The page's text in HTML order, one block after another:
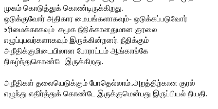
முகம் கொடுத்துக் கொண்டிருக்கிறது.
ஒடுக்குவோர் அதிகார மையங்களாகவும்- ஒடுக்கப்படுவோர்
உரிமைக்காகவும் சமூக நீதிக்கானதுமான குரலை
எழுப்புபவர்களாகவும் இருக்கின்றனர். நீதிக்கும்
அநீதிக்குமிடையிலான போராட்டம் ஆங்காங்கே
நிகழ்ந்துகொண்டே இருக்கிறது.
அநீதிகள் தலையெடுக்கும் போதெல்லாம்..அறத்திற்கான குரல்
எழுந்து எதிர்த்துக் கொண்டே இருக்குமென்பது இருப்பியல் நியதி.